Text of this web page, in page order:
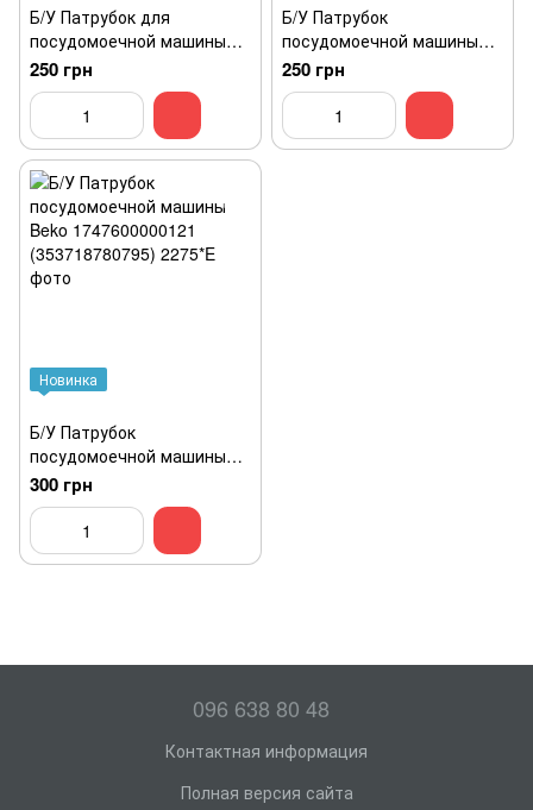
Б/У Патрубок для
посудомоечной машины
Electrolux 1118796000
250 грн
Б/У Патрубок
посудомоечной машины
Whirlpool 480140101056
250 грн
Новинка
Б/У Патрубок
посудомоечной машины
Beko 1747600000121
(353718780795)
300 грн
096 638 80 48
Контактная информация
Полная версия сайта